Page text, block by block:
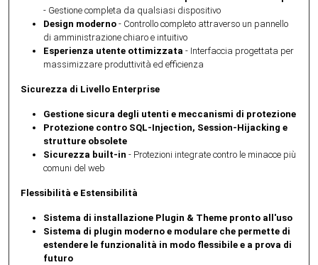
- Gestione completa da qualsiasi dispositivo
Design moderno - Controllo completo attraverso un pannello
di amministrazione chiaro e intuitivo
Esperienza utente ottimizzata - Interfaccia progettata per
massimizzare produttività ed efficienza
Sicurezza di Livello Enterprise
Gestione sicura degli utenti e meccanismi di protezione
Protezione contro SQL-Injection, Session-Hijacking e
strutture obsolete
Sicurezza built-in - Protezioni integrate contro le minacce più
comuni del web
Flessibilità e Estensibilità
Sistema di installazione Plugin & Theme pronto all'uso
Sistema di plugin moderno e modulare che permette di
estendere le funzionalità in modo flessibile e a prova di
futuro